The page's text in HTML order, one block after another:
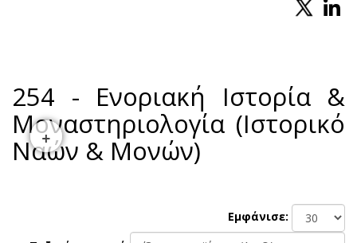
254 - Ενοριακή Ιστορία &
Μοναστηριολογία (Ιστορικό
Ναών & Μονών)
Εμφάνισε:
+